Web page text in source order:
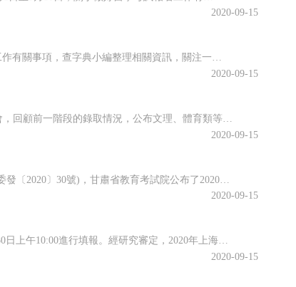
2020-09-15
江蘇省2020年10月高等教育自學考試將于10月17日-18日舉行。關于做好自學考試報名工作有關事項，查字典小編整理相關資訊，關注一下~江蘇省2020年10月自學考試報名通告2020年10月自學考試將于10月17日-18日舉行。現就做好報名工作有關事項通告如下：一、報名時間新生注冊和課程報考同步進行...
2020-09-15
近日，江西省教育考試院召開江西省2020年普通高校招生錄取工作第四次資訊發布會，回顧前一階段的錄取情況，公布文理、體育類等第二批本科批次和藝術類普通批本科的投檔情況。查字典小編整理相關資訊，關注一下~江西省2020年普通高校招生第二批本科批次(含藝術類普通批本科)投檔情況發布8月25日上午，省教育考...
2020-09-15
根據《關于做好2020年甘肅省成人高校和成人中等專業學校招生工作的通知》(甘招委發〔2020〕30號)，甘肅省教育考試院公布了2020年成人高校招生考試報名時間，詳細成人高考網上報名工作安排通知，跟隨查字典小編一起關注一下~2020年甘肅省成人高校招生考試報名時間確定根據《關于做好2020年甘肅省成...
2020-09-15
根據高招錄取日程安排，本科普通批次第二次征求志愿將于8月29日上午10:00至8月30日上午10:00進行填報。經研究審定，2020年上海市普通高校招生本科普通批次第二次征求志愿降分控制線為385分。查字典小編整理相關資訊，關注一下~本科普通批次第二次征求志愿填報即將開始根據高招錄取日程安排，本科普...
2020-09-15